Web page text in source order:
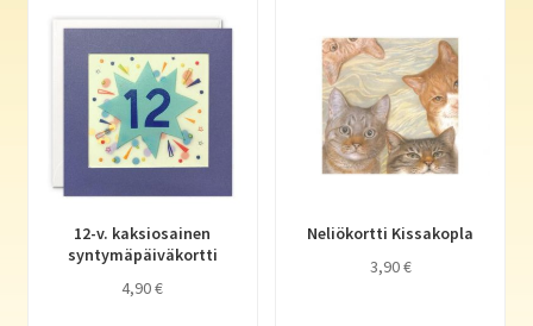
12-v. kaksiosainen
syntymäpäiväkortti
4,90€
Neliökortti Kissakopla
3,90€